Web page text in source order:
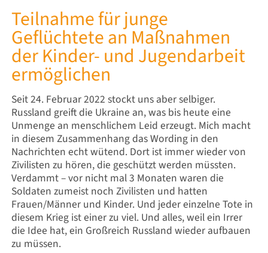
Teilnahme für junge
Geflüchtete an Maßnahmen
der Kinder- und Jugendarbeit
ermöglichen
Seit 24. Februar 2022 stockt uns aber selbiger.
Russland greift die Ukraine an, was bis heute eine
Unmenge an menschlichem Leid erzeugt. Mich macht
in diesem Zusammenhang das Wording in den
Nachrichten echt wütend. Dort ist immer wieder von
Zivilisten zu hören, die geschützt werden müssten.
Verdammt – vor nicht mal 3 Monaten waren die
Soldaten zumeist noch Zivilisten und hatten
Frauen/Männer und Kinder. Und jeder einzelne Tote in
diesem Krieg ist einer zu viel. Und alles, weil ein Irrer
die Idee hat, ein Großreich Russland wieder aufbauen
zu müssen.